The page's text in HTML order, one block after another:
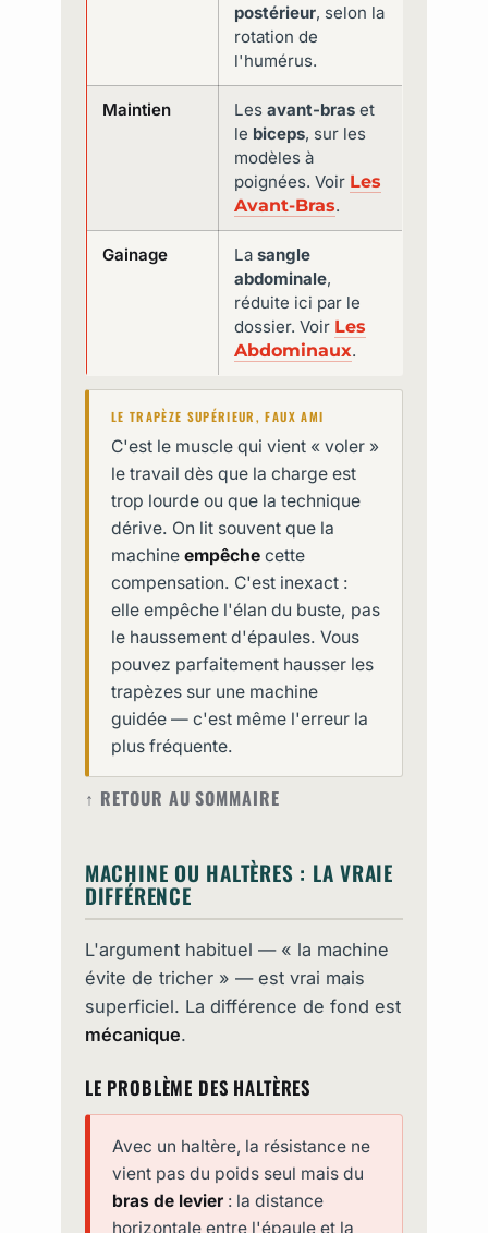
postérieur, selon la
rotation de
l'humérus.
Maintien Les avant-braset
le biceps, sur les
modèles à
poignées. Voir Les
Avant-Bras.
Gainage La sangle
abdominale,
réduite ici par le
dossier. Voir Les
Abdominaux.
LE TRAPÈZE SUPÉRIEUR, FAUX AMI
C'est le muscle qui vient « voler »
le travail dès que la charge est
trop lourde ou que la technique
dérive. On lit souvent que la
machine empêchecette
compensation. C'est inexact :
elle empêche l'élan du buste, pas
le haussement d'épaules. Vous
pouvez parfaitement hausser les
trapèzes sur une machine
guidée — c'est même l'erreur la
plus fréquente.
↑ RETOUR AU SOMMAIRE
MACHINE OU HALTÈRES : LA VRAIE
DIFFÉRENCE
L'argument habituel — « la machine
évite de tricher » — est vrai mais
superficiel. La différence de fond est
mécanique.
LE PROBLÈME DES HALTÈRES
Avec un haltère, la résistance ne
vient pas du poids seul mais du
bras de levier: la distance
horizontale entre l'épaule et la